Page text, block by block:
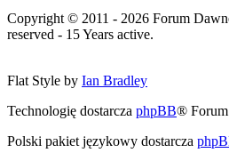
Copyright © 2011 - 2026 Forum
reserved - 15 Years active.
Flat Style by Ian Bradley
Technologię dostarcza phpBB®
Polski pakiet językowy dostarcza